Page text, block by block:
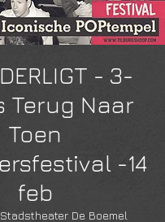
- 3-
Terug Naar
Toen
-14
feb
Stadstheater De Boemel